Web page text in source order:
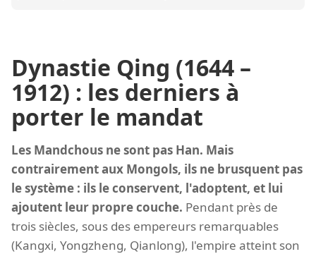
Dynastie Qing (1644 –
1912) : les derniers à
porter le mandat
Les Mandchous ne sont pas Han. Mais
contrairement aux Mongols, ils ne brusquent pas
le système : ils le conservent, l'adoptent, et lui
ajoutent leur propre couche. Pendant près de
trois siècles, sous des empereurs remarquables
(Kangxi, Yongzheng, Qianlong), l'empire atteint son